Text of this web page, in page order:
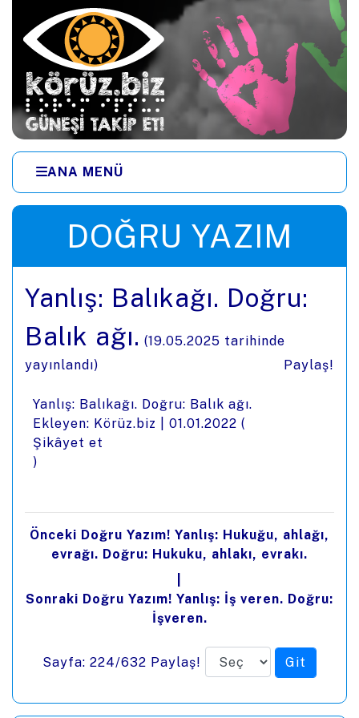
Ana içeriğe zıpla
ANA MENÜ
DOĞRU YAZIM
Yanlış: Balıkağı. Doğru:
Balık ağı. (19.05.2025 tarihinde
yayınlandı)
Paylaş!
Yanlış: Balıkağı. Doğru: Balık ağı.
Ekleyen: Körüz.biz | 01.01.2022 (
Şikâyet et
)
Önceki Doğru Yazım! Yanlış: Hukuğu, ahlağı,
evrağı. Doğru: Hukuku, ahlakı, evrakı.
Sonraki Doğru Yazım! Yanlış: İş veren. Doğru:
İşveren.
Sayfa: 224/632 Paylaş!
Menüye zıpla